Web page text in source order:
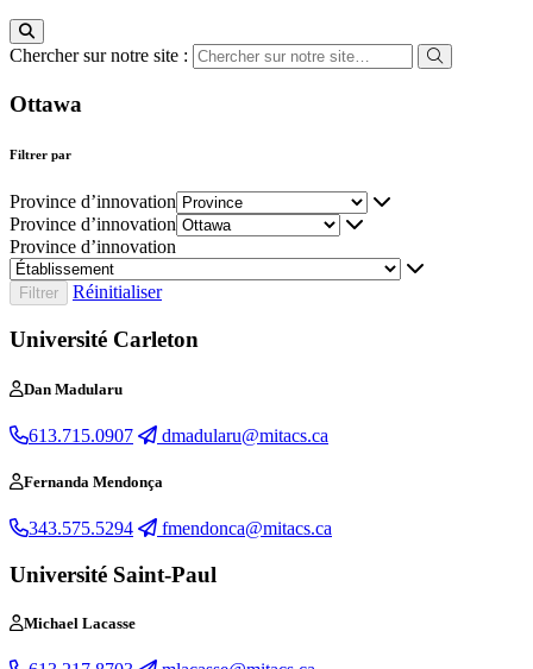
Chercher sur notre site :
Ottawa
Filtrer par
Province d’innovation
Province d’innovation
Province d’innovation
Réinitialiser
Université Carleton
Dan Madularu
613.715.0907 dmadularu@mitacs.ca
Fernanda Mendonça
343.575.5294 fmendonca@mitacs.ca
Université Saint-Paul
Michael Lacasse